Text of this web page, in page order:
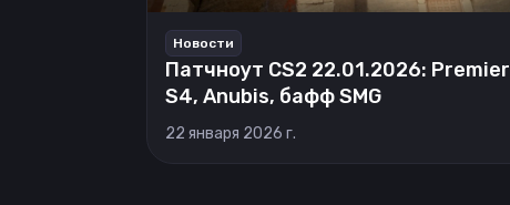
Новости
Патчноут CS2 22.01.2026: Premier
S4, Anubis, бафф SMG
22 января 2026 г.